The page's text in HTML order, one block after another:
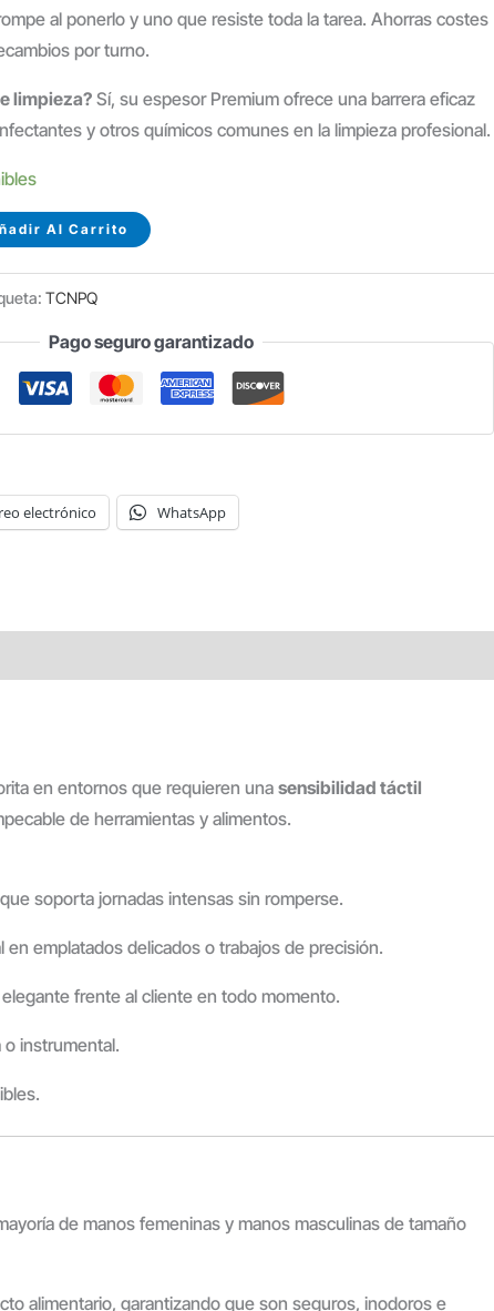
al ponerlo y uno que resiste toda la tarea. Ahorras costes
por turno.
limpieza?Sí, su espesor Premium ofrece una barrera eficaz
y otros químicos comunes en la limpieza profesional.
Al Carrito
TCNPQ
Pago seguro garantizado
electrónico WhatsApp
en entornos que requieren unasensibilidad táctil
de herramientas y alimentos.
soporta jornadas intensas sin romperse.
en emplatados delicados o trabajos de precisión.
frente al cliente en todo momento.
instrumental.
de manos femeninas y manos masculinas de tamaño
alimentario, garantizando que son seguros, inodoros e